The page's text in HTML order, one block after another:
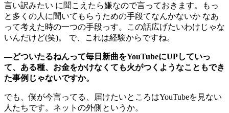
言い訳みたい に聞こえたら嫌なので言っておきます。もっ
と多くの人に聞いてもらうための手段てなんかないか なあ
って考えた時の一つの手段っす。この話広げたいわけじゃな
いんだけど(笑)。 で、これは経験からですね。
―どついたるねんって毎日新曲をYouTubeにUPしていっ
て、ある種、お金をかけなくても火がつくようなこともでき
た事例じゃないですか。
でも、僕が今言ってる、届けたいところはYouTubeを見ない
人たちです。ネットの外側というか。